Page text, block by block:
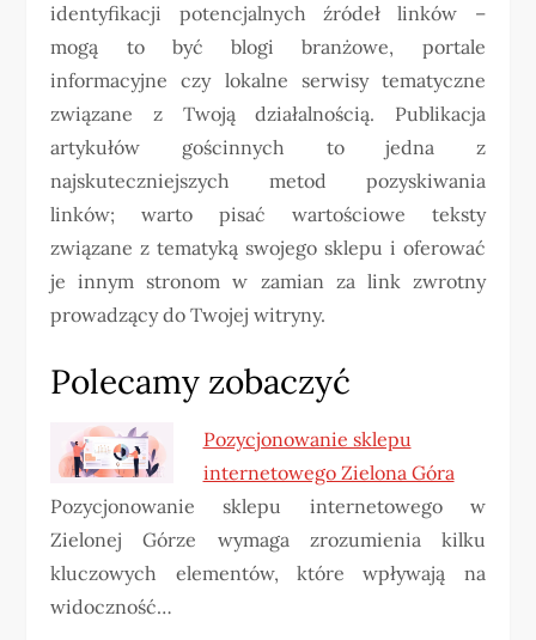
identyfikacji potencjalnych źródeł linków –
mogą to być blogi branżowe, portale
informacyjne czy lokalne serwisy tematyczne
związane z Twoją działalnością. Publikacja
artykułów gościnnych to jedna z
najskuteczniejszych metod pozyskiwania
linków; warto pisać wartościowe teksty
związane z tematyką swojego sklepu i oferować
je innym stronom w zamian za link zwrotny
prowadzący do Twojej witryny.
Polecamy zobaczyć
Pozycjonowanie sklepu
internetowego Zielona Góra
Pozycjonowanie sklepu internetowego w
Zielonej Górze wymaga zrozumienia kilku
kluczowych elementów, które wpływają na
widoczność…